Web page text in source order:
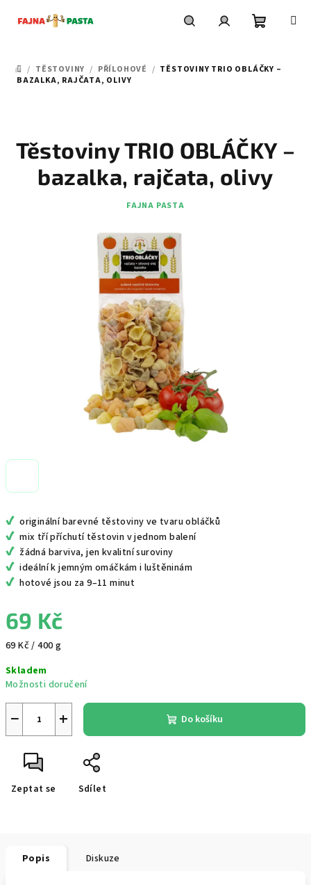
DOMŮ
/ TĚSTOVINY / PŘÍLOHOVÉ / TĚSTOVINY TRIO OBLÁČKY –
BAZALKA, RAJČATA, OLIVY
✔ originální barevné těstoviny ve tvaru obláčků
✔ mix tří příchutí těstovin v jednom balení
✔ žádná barviva, jen kvalitní suroviny
✔ ideální k jemným omáčkám i luštěninám
✔ hotové jsou za 9–11 minut
69 Kč
Měrná
69 Kč / 400 g
Skladem
Možnosti doručení
+
− Do košíku
Zeptat se Sdílet
Těstoviny TRIO OBLÁČKY –
bazalka, rajčata, olivy
FAJNA PASTA
Popis Diskuze